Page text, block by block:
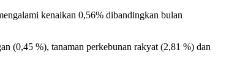
kenaikan 0,56% dibandingkan bulan
(0,45 %), tanaman perkebunan rakyat (2,81 %) dan